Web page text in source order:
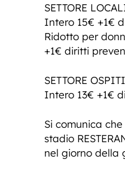
SETTORE
Intero 15€ +1€
Ridotto per
+1€ diritti
SETTORE
Intero 13€ +1€
Si comunica
stadio
nel giorno della